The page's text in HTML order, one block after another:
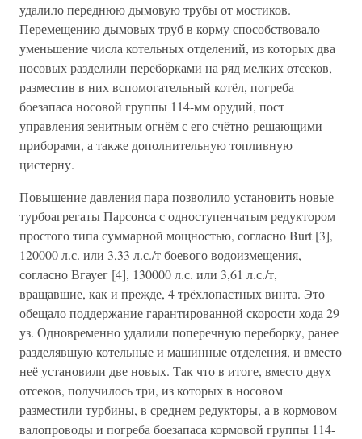
удалило переднюю дымовую трубы от мостиков.
Перемещению дымовых труб в корму способствовало
уменьшение числа котельных отделений, из которых два
носовых разделили переборками на ряд мелких отсеков,
разместив в них вспомогательный котёл, погреба
боезапаса носовой группы 114-мм орудий, пост
управления зенитным огнём с его счётно-решающими
приборами, а также дополнительную топливную
цистерну.
Повышение давления пара позволило установить новые
турбоагрегаты Парсонса с одноступенчатым редуктором
простого типа суммарной мощностью, согласно Burt [3],
120000 л.с. или 3,33 л.с./т боевого водоизмещения,
согласно Вгауег [4], 130000 л.с. или 3,61 л.с./т,
вращавшие, как и прежде, 4 трёхлопастных винта. Это
обещало поддержание гарантированной скорости хода 29
уз. Одновременно удалили поперечную переборку, ранее
разделявшую котельные и машинные отделения, и вместо
неё установили две новых. Так что в итоге, вместо двух
отсеков, получилось три, из которых в носовом
разместили турбины, в среднем редукторы, а в кормовом
валопроводы и погреба боезапаса кормовой группы 114-